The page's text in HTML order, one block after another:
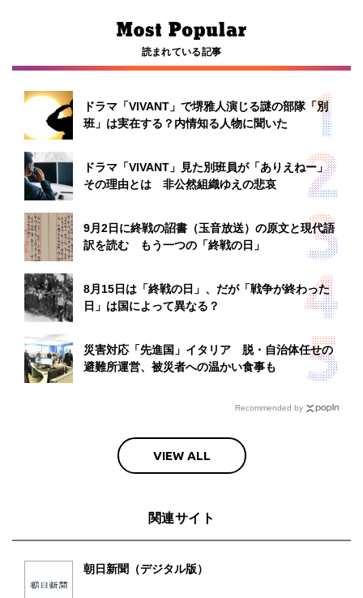
読まれている記事
ドラマ「VIVANT」で堺雅人演じる謎の部隊「別
班」は実在する？内情知る人物に聞いた
ドラマ「VIVANT」見た別班員が「ありえねー」
その理由とは 非公然組織ゆえの悲哀
9月2日に終戦の詔書（玉音放送）の原文と現代語
訳を読む もう一つの「終戦の日」
8月15日は「終戦の日」、だが「戦争が終わった
日」は国によって異なる？
災害対応「先進国」イタリア 脱・自治体任せの
避難所運営、被災者への温かい食事も
Recommended by
VIEW ALL
関連サイト
朝日新聞（デジタル版）